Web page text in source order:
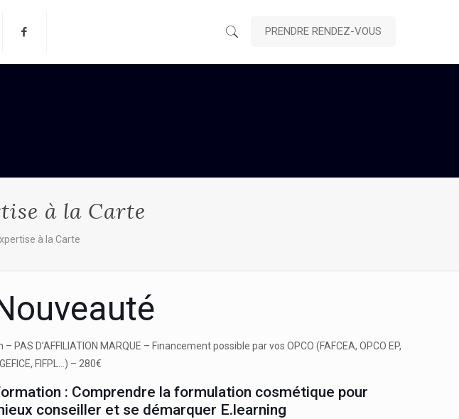
PRENDRE RENDEZ-VOUS
à la Carte
à la Carte
– PAS D’AFFILIATION MARQUE – Financement possible par vos OPCO (FAFCEA, OPCO EP,
FIFPL…) – 280€
: Comprendre la formulation cosmétique pour
conseiller et se démarquer E.learning